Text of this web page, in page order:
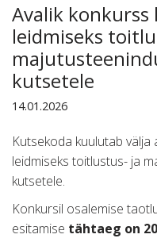
Avalik konkurss
leidmiseks
kutsetele
14.01.2026
Kutsekoda kuulutab välja
leidmiseks toitlustus- ja
kutsetele.
Konkursil osalemise
esitamise tähtaeg on